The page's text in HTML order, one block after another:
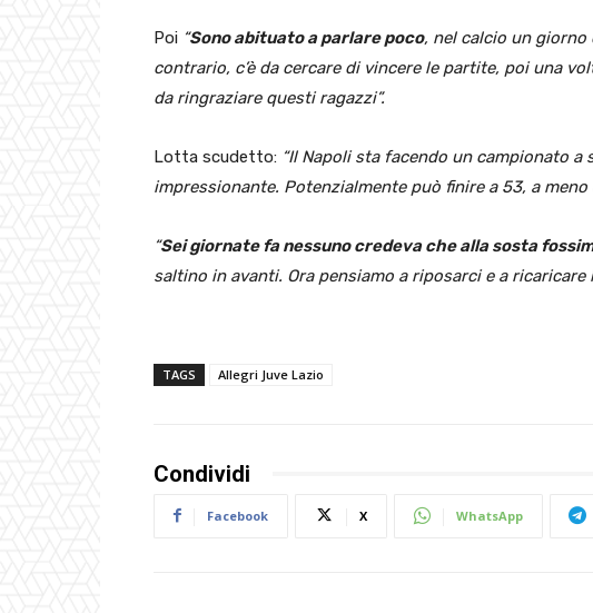
Poi “Sono abituato a parlare poco, nel calcio un giorno
contrario, c’è da cercare di vincere le partite, poi una
da ringraziare questi ragazzi”.
Lotta scudetto: “Il Napoli sta facendo un campionato a
impressionante. Potenzialmente può finire a 53, a
“Sei giornate fa nessuno credeva che alla sosta
saltino in avanti. Ora pensiamo a riposarci e a ricaricare
TAGS Allegri Juve Lazio
Condividi
Facebook X WhatsApp